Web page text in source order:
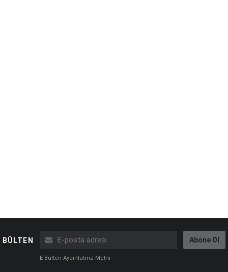
BÜLTEN Abone Ol
E-Bülten Aydınlatma Metni